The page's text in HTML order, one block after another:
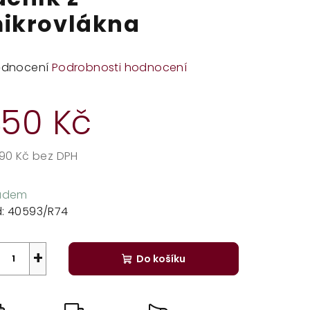
Podrobnosti hodnocení
Kč
Kč bez DPH
40593/R74
+ Do košíku